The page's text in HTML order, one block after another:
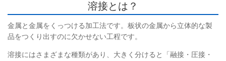
溶接とは？
金属と金属をくっつける加工法です。板状の金属から立体的な製
品をつくり出すのに欠かせない工程です。
溶接にはさまざまな種類があり、大きく分けると「融接・圧接・